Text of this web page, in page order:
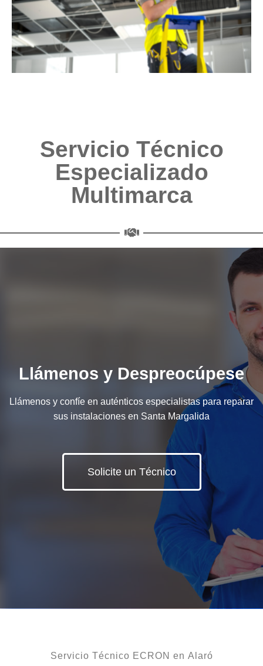
Servicio Técnico
Especializado
Multimarca
Llámenos y Despreocúpese
Llámenos y confíe en auténticos especialistas para reparar
sus instalaciones en Santa Margalida
Solicite un Técnico
Servicio Técnico ECRON en Alaró